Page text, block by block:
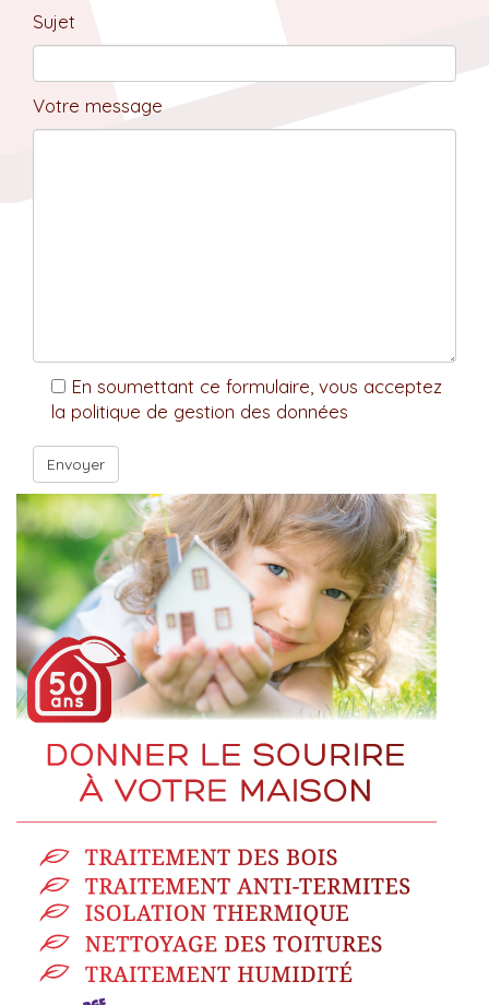
Sujet
Votre message
En soumettant ce formulaire, vous acceptez
la politique de gestion des données